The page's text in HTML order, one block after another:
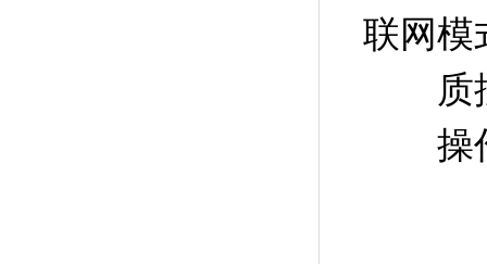
联网模
质控
操作